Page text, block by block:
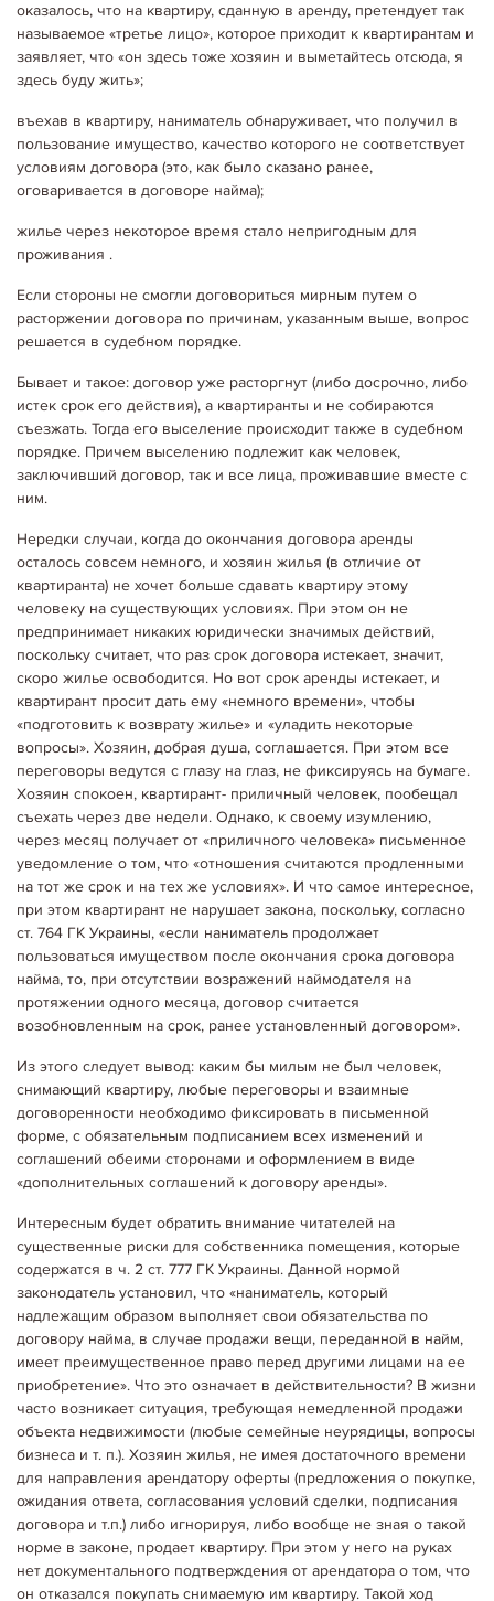
оказалось, что на квартиру, сданную в аренду, претендует так
называемое «третье лицо», которое приходит к квартирантам и
заявляет, что «он здесь тоже хозяин и выметайтесь отсюда, я
здесь буду жить»;
въехав в квартиру, наниматель обнаруживает, что получил в
пользование имущество, качество которого не соответствует
условиям договора (это, как было сказано ранее,
оговаривается в договоре найма);
жилье через некоторое время стало непригодным для
проживания .
Если стороны не смогли договориться мирным путем о
расторжении договора по причинам, указанным выше, вопрос
решается в судебном порядке.
Бывает и такое: договор уже расторгнут (либо досрочно, либо
истек срок его действия), а квартиранты и не собираются
съезжать. Тогда его выселение происходит также в судебном
порядке. Причем выселению подлежит как человек,
заключивший договор, так и все лица, проживавшие вместе с
ним.
Нередки случаи, когда до окончания договора аренды
осталось совсем немного, и хозяин жилья (в отличие от
квартиранта) не хочет больше сдавать квартиру этому
человеку на существующих условиях. При этом он не
предпринимает никаких юридически значимых действий,
поскольку считает, что раз срок договора истекает, значит,
скоро жилье освободится. Но вот срок аренды истекает, и
квартирант просит дать ему «немного времени», чтобы
«подготовить к возврату жилье» и «уладить некоторые
вопросы». Хозяин, добрая душа, соглашается. При этом все
переговоры ведутся с глазу на глаз, не фиксируясь на бумаге.
Хозяин спокоен, квартирант- приличный человек, пообещал
съехать через две недели. Однако, к своему изумлению,
через месяц получает от «приличного человека» письменное
уведомление о том, что «отношения считаются продленными
на тот же срок и на тех же условиях». И что самое интересное,
при этом квартирант не нарушает закона, поскольку, согласно
ст. 764 ГК Украины, «если наниматель продолжает
пользоваться имуществом после окончания срока договора
найма, то, при отсутствии возражений наймодателя на
протяжении одного месяца, договор считается
возобновленным на срок, ранее установленный договором».
Из этого следует вывод: каким бы милым не был человек,
снимающий квартиру, любые переговоры и взаимные
договоренности необходимо фиксировать в письменной
форме, с обязательным подписанием всех изменений и
соглашений обеими сторонами и оформлением в виде
«дополнительных соглашений к договору аренды».
Интересным будет обратить внимание читателей на
существенные риски для собственника помещения, которые
содержатся в ч. 2 ст. 777 ГК Украины. Данной нормой
законодатель установил, что «наниматель, который
надлежащим образом выполняет свои обязательства по
договору найма, в случае продажи вещи, переданной в найм,
имеет преимущественное право перед другими лицами на ее
приобретение». Что это означает в действительности? В жизни
часто возникает ситуация, требующая немедленной продажи
объекта недвижимости (любые семейные неурядицы, вопросы
бизнеса и т. п.). Хозяин жилья, не имея достаточного времени
для направления арендатору оферты (предложения о покупке,
ожидания ответа, согласования условий сделки, подписания
договора и т.п.) либо игнорируя, либо вообще не зная о такой
норме в законе, продает квартиру. При этом у него на руках
нет документального подтверждения от арендатора о том, что
он отказался покупать снимаемую им квартиру. Такой ход
Корисне щодо оренди
КАК РАЗЛИЧИТЬ НЕДОБРОСОВЕСТНОГО АРЕНДАТОРА
При аренде квартиры рискуют не только клиенты (известно, что
наибольшему риску остаться без обещанной жилплощади
подвержены молодые одинокие девушки до 30 лет), но и хозяева.
Многие из них, дающие объявления в открытых источниках,…
Детальніше...